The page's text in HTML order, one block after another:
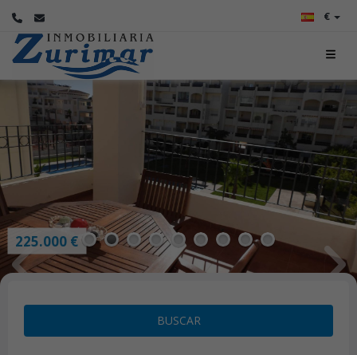
€
225.000 €
1 2 3 4 5 6 7 8 9
BUSCAR